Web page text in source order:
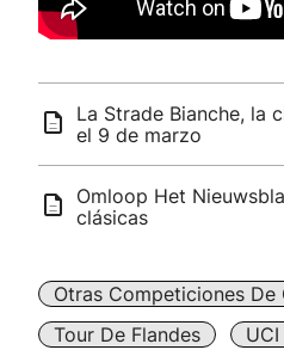
La Strade Bianche, la
el 9 de marzo
Omloop Het
clásicas
Otras Competiciones De
Tour De Flandes